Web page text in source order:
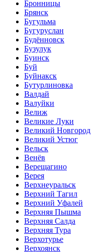
Бронницы
Брянск
Бугульма
Бугуруслан
Будённовск
Бузулук
Буинск
Буй
Буйнакск
Бутурлиновка
Валдай
Валуйки
Велиж
Великие Луки
Великий Новгород
Великий Устюг
Вельск
Венёв
Верещагино
Верея
Верхнеуральск
Верхний Тагил
Верхний Уфалей
Верхняя Пышма
Верхняя Салда
Верхняя Тура
Верхотурье
Верхоянск